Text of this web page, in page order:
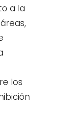
a la
los